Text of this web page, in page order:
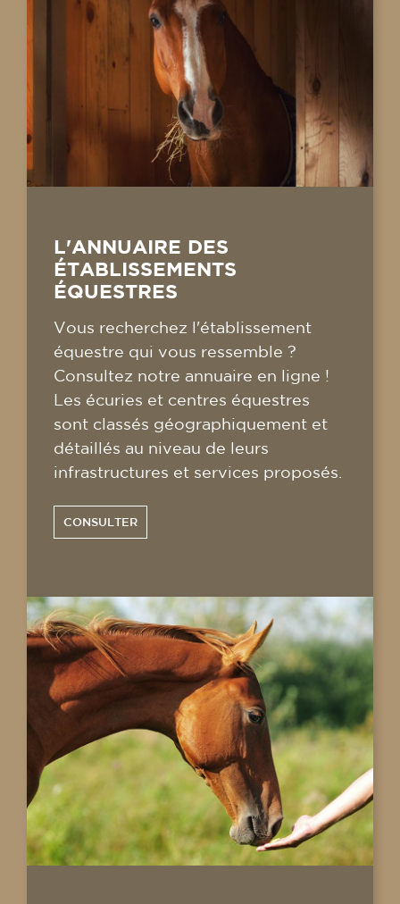
L'ANNUAIRE DES
ÉTABLISSEMENTS
ÉQUESTRES
Vous recherchez l'établissement
équestre qui vous ressemble ?
Consultez notre annuaire en ligne !
Les écuries et centres équestres
sont classés géographiquement et
détaillés au niveau de leurs
infrastructures et services proposés.
CONSULTER